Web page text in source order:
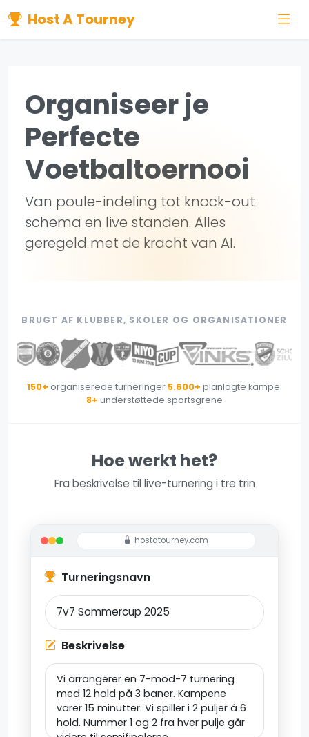
Host A Tourney
Organiseer je
Perfecte
Voetbaltoernooi
Van poule-indeling tot knock-out
schema en live standen. Alles
geregeld met de kracht van AI.
BRUGT AF KLUBBER, SKOLER OG ORGANISATIONER
150+ organiserede turneringer·5.600+ planlagte kampe·
8+ understøttede sportsgrene
Hoe werkt het?
Fra beskrivelse til live-turnering i tre trin
hostatourney.com
Turneringsnavn
Beskrivelse